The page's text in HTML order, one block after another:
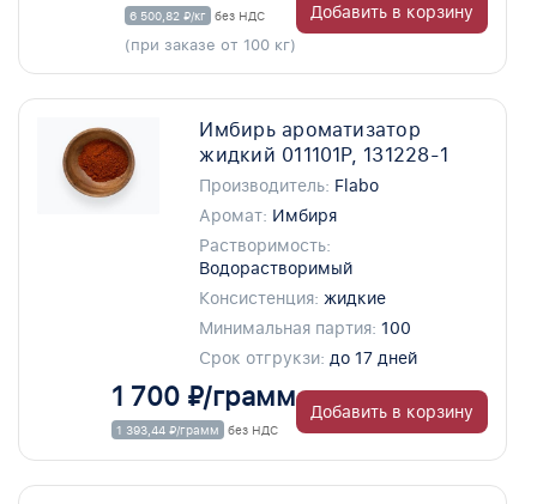
6 500,82 ₽/кг без НДС
(при заказе от 100 кг)
Добавить в корзину
Имбирь ароматизатор
жидкий 011101P, 131228-1
Производитель: Flabo
Аромат: Имбиря
Растворимость:
Водорастворимый
Консистенция: жидкие
Минимальная партия: 100
Срок отгрукзи: до 17 дней
1 700 ₽/грамм
1 393,44 ₽/грамм без НДС
Добавить в корзину